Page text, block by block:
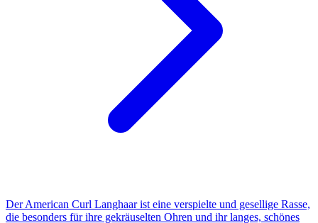
Der American Curl Langhaar ist eine verspielte und gesellige Rasse,
die besonders für ihre gekräuselten Ohren und ihr langes, schönes